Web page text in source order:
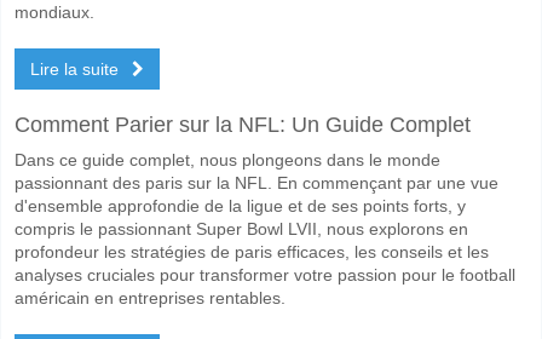
mondiaux.
Lire la suite
Comment Parier sur la NFL: Un Guide Complet
Dans ce guide complet, nous plongeons dans le monde
passionnant des paris sur la NFL. En commençant par une vue
d'ensemble approfondie de la ligue et de ses points forts, y
compris le passionnant Super Bowl LVII, nous explorons en
profondeur les stratégies de paris efficaces, les conseils et les
analyses cruciales pour transformer votre passion pour le football
américain en entreprises rentables.